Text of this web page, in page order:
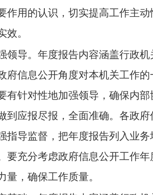
作用的认识，切实提高工作主
效。
领导。 年度报告内容涵盖行政
府信息公开角度对本机关工作
有针对性地加强领导，确保内
到应报尽报，全面准确。各政
指导监督，把年度报告列入业
要充分考虑政府信息公开工作
量，确保工作质量。